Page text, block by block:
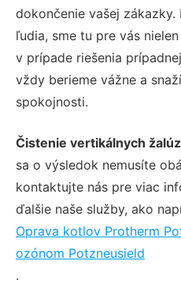
dokončenie vašej zákazky.
ľudia, sme tu pre vás
v prípade riešenia
vždy berieme vážne a
spokojnosti.
Čistenie vertikálnych
sa o výsledok nemusíte
kontaktujte nás pre viac
ďalšie naše služby, ako
Oprava kotlov Protherm
ozónom Potzneusield
.